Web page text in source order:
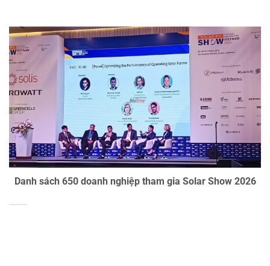
Danh sách 650 doanh nghiệp tham gia Solar Show 2026